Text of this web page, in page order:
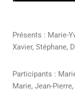
Présents : Marie-
Xavier, Stéphane,
Participants :
Marie, Jean-